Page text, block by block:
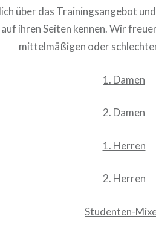
über das Trainingsangebot
ihren Seiten kennen. Wir
mittelmäßigen oder
1. Damen
2. Damen
1. Herren
2. Herren
Studenten-